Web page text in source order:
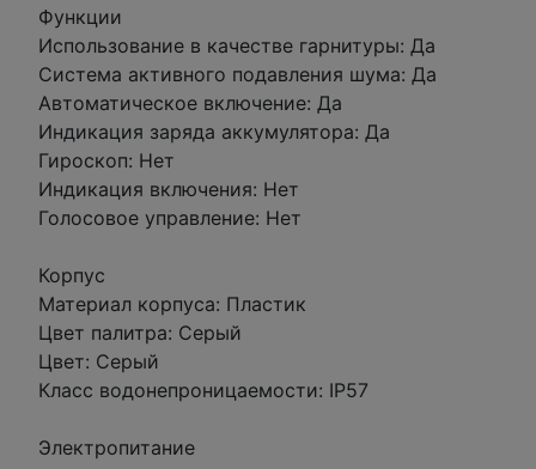
Функции
Использование в качестве гарнитуры: Да
Система активного подавления шума: Да
Автоматическое включение: Да
Индикация заряда аккумулятора: Да
Гироскоп: Нет
Индикация включения: Нет
Голосовое управление: Нет
Корпус
Материал корпуса: Пластик
Цвет палитра: Серый
Цвет: Серый
Класс водонепроницаемости: IP57
Электропитание